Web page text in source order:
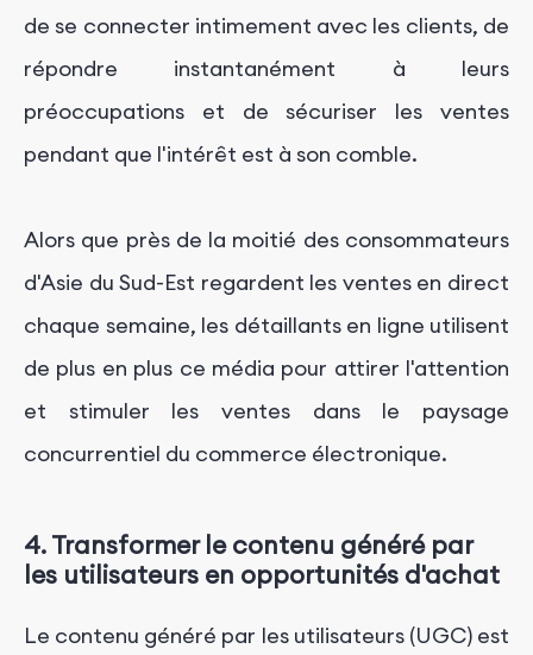
de se connecter intimement avec les clients, de
répondre instantanément à leurs
préoccupations et de sécuriser les ventes
pendant que l'intérêt est à son comble.
Alors que près de la moitié des consommateurs
d'Asie du Sud-Est regardent les ventes en direct
chaque semaine, les détaillants en ligne utilisent
de plus en plus ce média pour attirer l'attention
et stimuler les ventes dans le paysage
concurrentiel du commerce électronique.
4. Transformer le contenu généré par
les utilisateurs en opportunités d'achat
Le contenu généré par les utilisateurs (UGC) est